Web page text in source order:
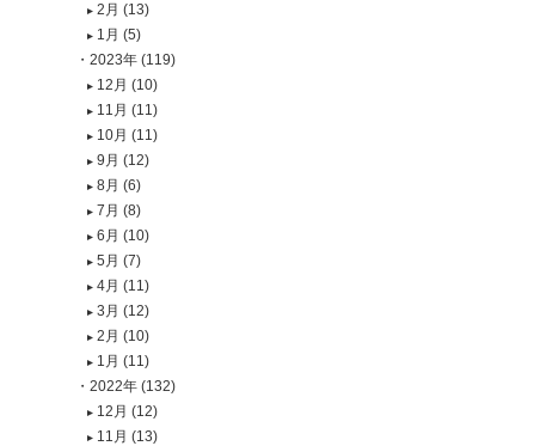
2月 (13)
1月 (5)
2023年 (119)
12月 (10)
11月 (11)
10月 (11)
9月 (12)
8月 (6)
7月 (8)
6月 (10)
5月 (7)
4月 (11)
3月 (12)
2月 (10)
1月 (11)
2022年 (132)
12月 (12)
11月 (13)